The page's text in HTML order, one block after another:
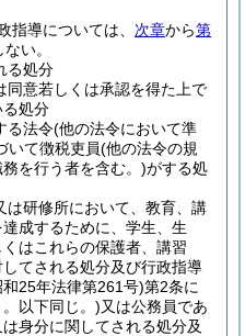
指導については、 次章から第
い。
る処分
同意若しくは承認を得た上で
処分
る法令(他の法令において準
いて徴税吏員(他の法令の規
を行う者を含む。)がする処
は研修所において、教育、講
成するために、学生、生
はこれらの保護者、講習
てされる処分及び行政指導
和25年法律第261号)第2条に
以下同じ。)又は公務員であ
身分に関してされる処分及